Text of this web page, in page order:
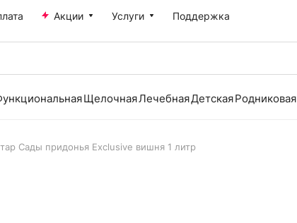
Акции Услуги Поддержка
ЩелочнаяЛечебнаяДетскаяРодниковая
Сады придонья Exclusive вишня 1 литр